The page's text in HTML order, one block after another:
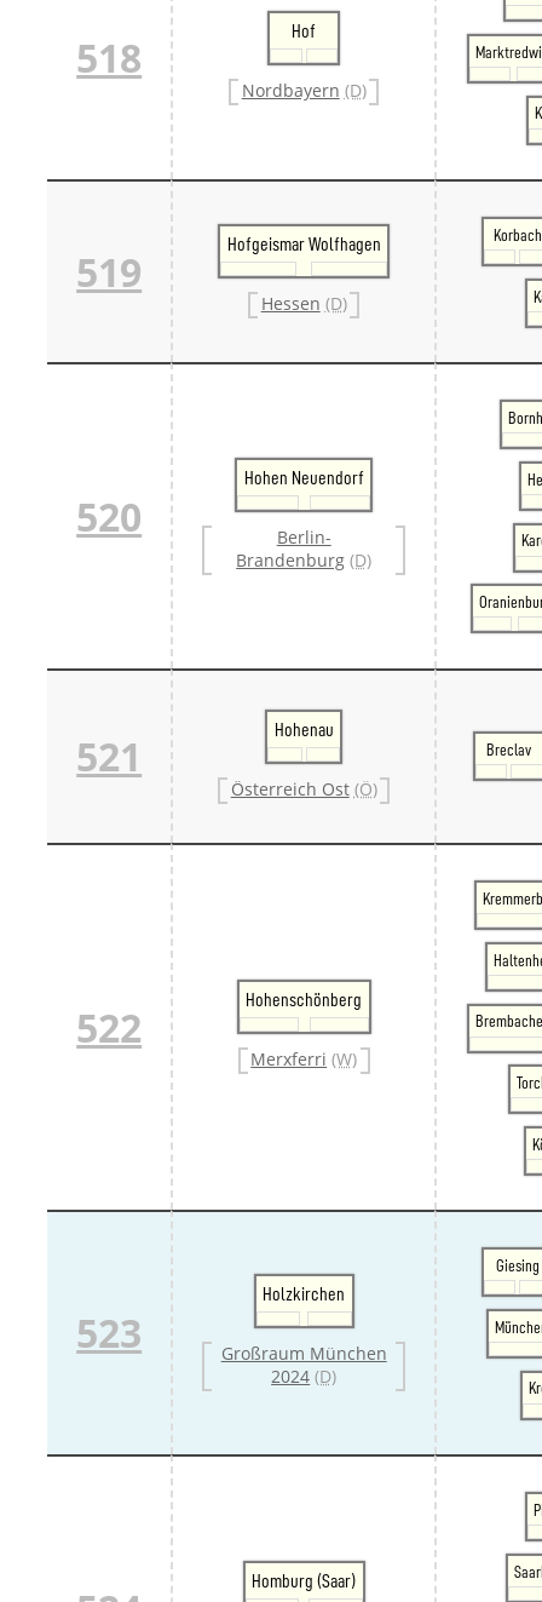
518
Hof
Nordbayern (D)
519
Hofgeismar Wolfhagen
Hessen (D)
Korbach
520
Hohen Neuendorf
Berlin-
Brandenburg (D)
521
Hohenau
Österreich Ost (Ö)
Breclav
522
Hohenschönberg
Merxferri (W)
523
Holzkirchen
Großraum München
2024 (D)
Giesing
Homburg (Saar)